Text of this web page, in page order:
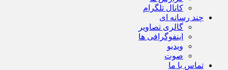
کانال تلگرام
چند رسانه ای
گالری تصاویر
اینفوگرافی ها
ویدیو
صوت
تماس با ما